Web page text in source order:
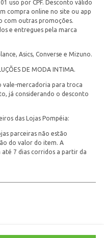
uso por CPF. Desconto válido
compra online no site ou app
com outras promoções.
e entregues pela marca
Asics, Converse e Mizuno.
DE MODA INTIMA.
vale-mercadoria para troca
já considerando o desconto
das Lojas Pompéia:
parceiras não estão
do valor do item. A
7 dias corridos a partir da